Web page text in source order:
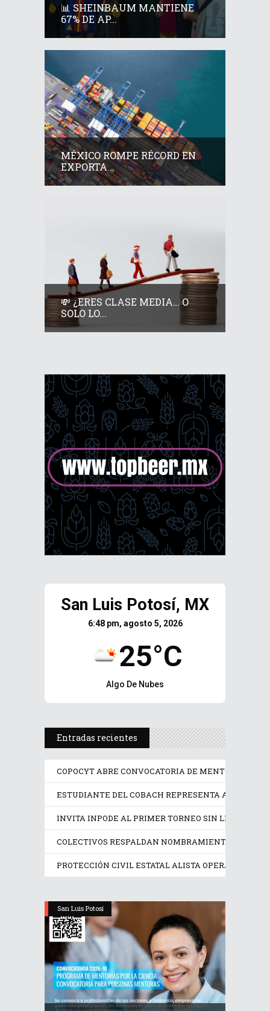
📊 SHEINBAUM MANTIENE
67% DE AP...
MÉXICO ROMPE RÉCORD EN
EXPORTA...
💸 ¿ERES CLASE MEDIA… O
SOLO LO...
San Luis Potosí, MX
6:48 pm, agosto 5, 2026
25°C
Algo De Nubes
Entradas recientes
COPOCYT ABRE CONVOCATORIA DE MENTORÍAS
ESTUDIANTE DEL COBACH REPRESENTA A MÉXICO
INVITA INPODE AL PRIMER TORNEO SIN LÍMITES
COLECTIVOS RESPALDAN NOMBRAMIENTO EN LA
PROTECCIÓN CIVIL ESTATAL ALISTA OPERATIVO
San Luis Potosí